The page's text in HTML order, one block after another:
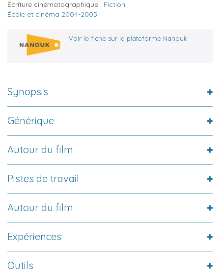
Écriture cinématographique : Fiction
École et cinéma 2004-2005
Voir la fiche sur la plateforme Nanouk
Synopsis
Générique
Autour du film
Pistes de travail
Autour du film
Expériences
Outils